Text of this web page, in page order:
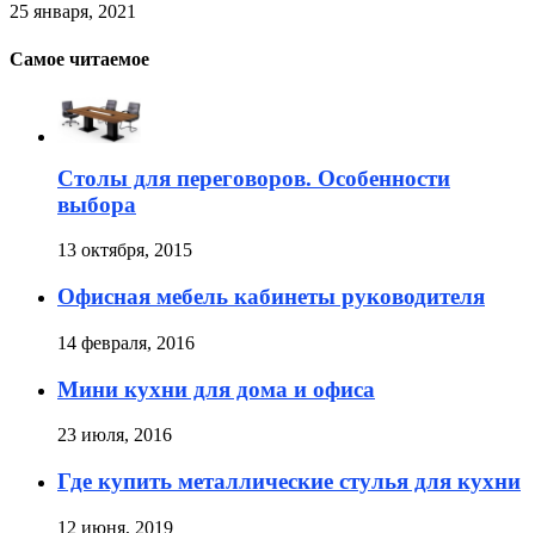
25 января, 2021
Самое читаемое
Столы для переговоров. Особенности
выбора
13 октября, 2015
Офисная мебель кабинеты руководителя
14 февраля, 2016
Мини кухни для дома и офиса
23 июля, 2016
Где купить металлические стулья для кухни
12 июня, 2019